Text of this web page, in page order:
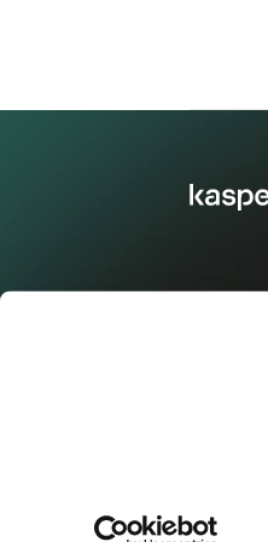
© 2026 AO